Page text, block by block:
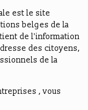
est le site
belges de la
de l'information
des citoyens,
de la
, vous